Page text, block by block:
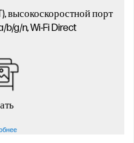
высокоскоростной порт
b/g/n, Wi-Fi Direct